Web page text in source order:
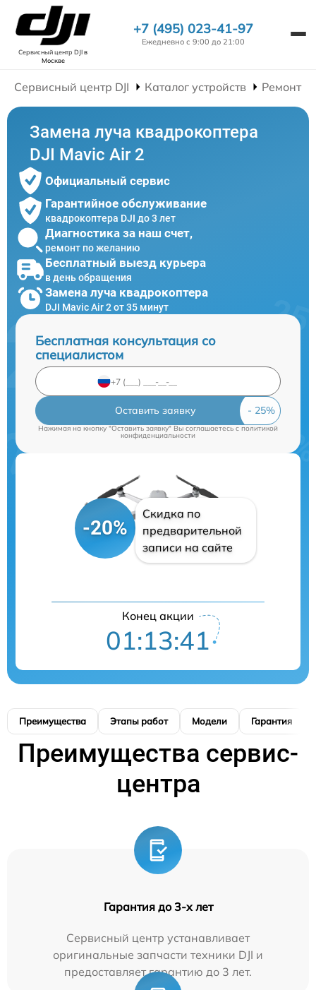
Сервисный центр DJIв
Москве
+7 (495) 023-41-97
Ежедневно с 9:00 до 21:00
Сервисный центр DJI Каталог устройств Ремонт
Замена луча квадрокоптера
DJI Mavic Air 2
Официальный сервис
Гарантийное обслуживание
квадрокоптера DJI до 3 лет
Диагностика за наш счет,
ремонт по желанию
Бесплатный выезд курьера
в день обращения
Замена луча квадрокоптера
DJI Mavic Air 2 от 35 минут
Бесплатная консультация со
специалистом
Оставить заявку
Нажимая на кнопку "Оставить заявку" Вы соглашаетесь cполитикой
конфиденциальности
-20%
Скидка по
предварительной
записи на сайте
Конец акции
01:13:40
Преимущества Этапы работ Модели Гарантия
Преимущества сервис-
центра
Гарантия до 3-х лет
Сервисный центр устанавливает
оригинальные запчасти техники DJI и
предоставляет гарантию до 3 лет.